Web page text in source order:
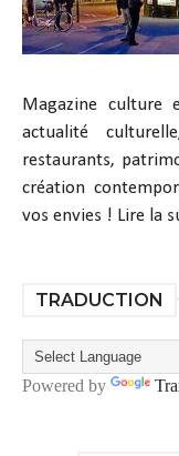
Magazine
actualité
restaurants,
création
vos envies ! Lire la
TRADUCTION
Powered by